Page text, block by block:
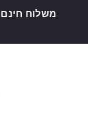
משלוח חינם